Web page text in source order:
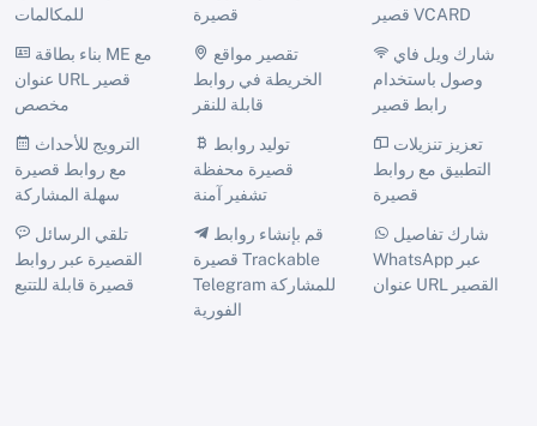
للمكالمات
قصيرة
قصير VCARD
عنوان URL قصير
مخصص
الخريطة في روابط
قابلة للنقر
وصول باستخدام
رابط قصير
مع روابط قصيرة
سهلة المشاركة
قصيرة محفظة
تشفير آمنة
التطبيق مع روابط
قصيرة
القصيرة عبر روابط
قصيرة قابلة للتتبع
قصيرة Trackable
Telegram للمشاركة
الفورية
WhatsApp عبر
عنوان URL القصير